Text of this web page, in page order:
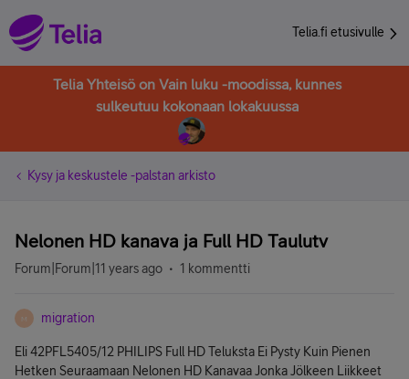
Telia.fi etusivulle
Telia Yhteisö on Vain luku -moodissa, kunnes
sulkeutuu kokonaan lokakuussa
Kysy ja keskustele -palstan arkisto
Nelonen HD kanava ja Full HD Taulutv
Forum|Forum|11 years ago 1 kommentti
M migration
Eli 42PFL5405/12 PHILIPS Full HD Teluksta Ei Pysty Kuin Pienen
Hetken Seuraamaan Nelonen HD Kanavaa Jonka Jölkeen Liikkeet